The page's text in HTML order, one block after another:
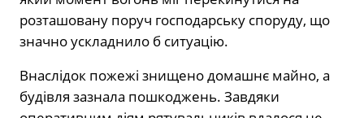
розташовану поруч господарську споруду, що
значно ускладнило б ситуацію.
Внаслідок пожежі знищено домашнє майно, а
будівля зазнала пошкоджень. Завдяки